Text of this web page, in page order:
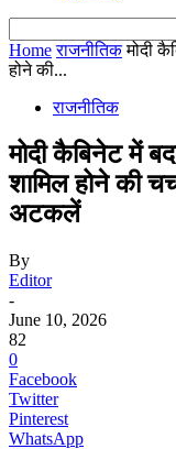
Home राजनीतिक मोदी
होने की...
राजनीतिक
मोदी कैबिनेट में
शामिल होने की
अटकलें
By
Editor
-
June 10, 2026
82
0
Facebook
Twitter
Pinterest
WhatsApp